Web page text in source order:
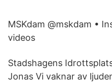
MSKdam @mskdam •
videos
Stadshagens
Jonas Vi vaknar av